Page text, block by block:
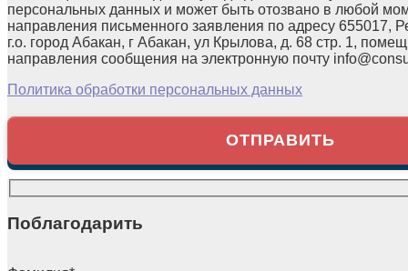
персональных данных и может быть отозвано в любой
направления письменного заявления по адресу 655017,
г.о. город Абакан, г Абакан, ул Крылова, д. 68 стр. 1,
направления сообщения на электронную почту
Политика обработки персональных данных
Поблагодарить